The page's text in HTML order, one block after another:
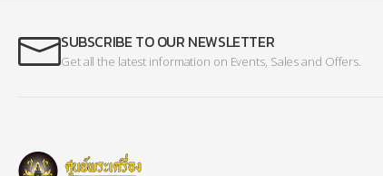
SUBSCRIBE TO OUR NEWSLETTER
Get all the latest information on Events, Sales and Offers.